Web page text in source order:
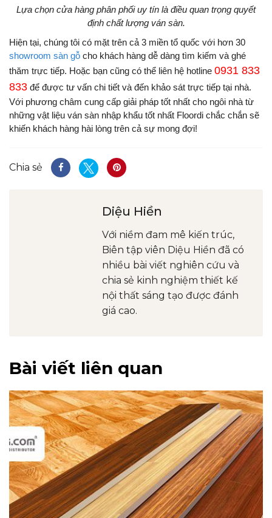
Lựa chọn cửa hàng phân phối uy tín là điều quan trọng quyết
định chất lượng ván sàn.
Hiện tại, chúng tôi có mặt trên cả 3 miền tổ quốc với hơn 30
showroom sàn gỗ cho khách hàng dễ dàng tìm kiếm và ghé
thăm trực tiếp. Hoặc bạn cũng có thể liên hệ hotline 0931 833
833 để được tư vấn chi tiết và đến khảo sát trực tiếp tại nhà.
Với phương châm cung cấp giải pháp tốt nhất cho ngôi nhà từ
những vật liệu ván sàn nhập khẩu tốt nhất Floordi chắc chắn sẽ
khiến khách hàng hài lòng trên cả sự mong đợi!
Chia sẻ
Diệu Hiền
Với niềm đam mê kiến trúc,
Biên tập viên Diệu Hiền đã có
nhiều bài viết nghiên cứu và
chia sẻ kinh nghiệm thiết kế
nội thất sáng tạo được đánh
giá cao.
Bài viết liên quan